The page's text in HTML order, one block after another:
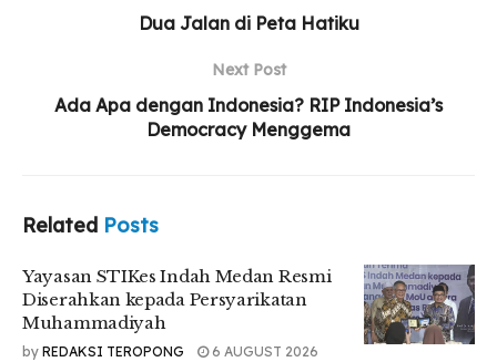
Dua Jalan di Peta Hatiku
Next Post
Ada Apa dengan Indonesia? RIP Indonesia’s
Democracy Menggema
Related Posts
Yayasan STIKes Indah Medan Resmi
Diserahkan kepada Persyarikatan
Muhammadiyah
by REDAKSI TEROPONG
6 AUGUST 2026